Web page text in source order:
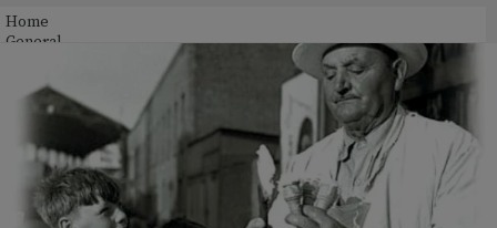
Home
General